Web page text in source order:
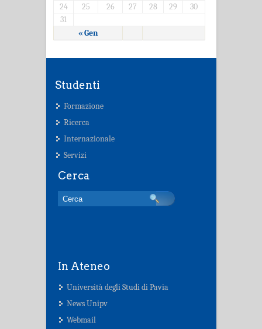
« Gen
24
25 26 27 28 29
30
31
Studenti
Formazione
Ricerca
Internazionale
Servizi
Cerca
In Ateneo
Università degli Studi di Pavia
News Unipv
Webmail